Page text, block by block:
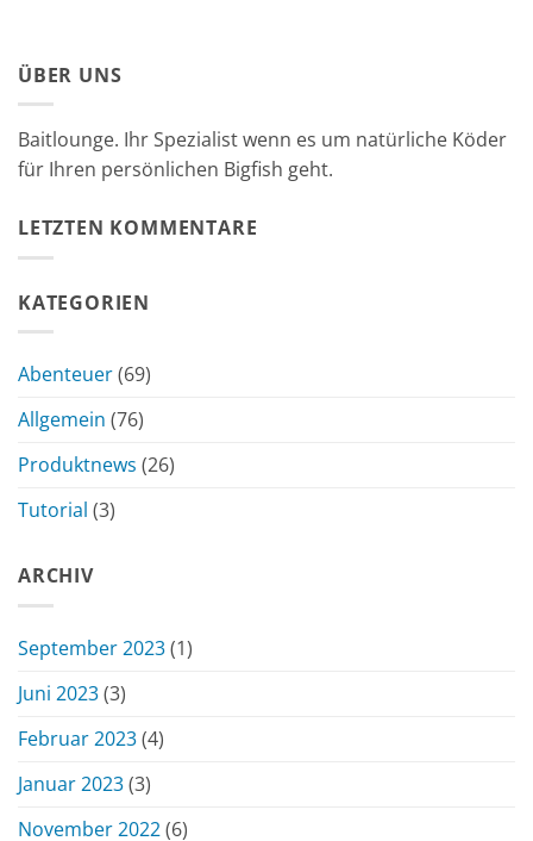
ÜBER UNS
Baitlounge. Ihr Spezialist wenn es um natürliche Köder
für Ihren persönlichen Bigfish geht.
LETZTEN KOMMENTARE
KATEGORIEN
Abenteuer(69)
Allgemein (76)
Produktnews (26)
Tutorial (3)
ARCHIV
September 2023(1)
Juni 2023(3)
Februar 2023(4)
Januar 2023(3)
November 2022(6)